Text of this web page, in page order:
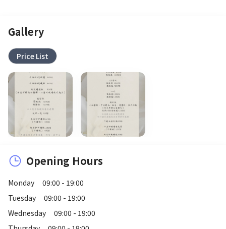
Gallery
Price List
Opening Hours
Monday
09:00 - 19:00
Tuesday
09:00 - 19:00
Wednesday
09:00 - 19:00